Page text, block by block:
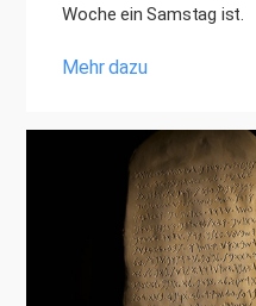
Woche ein Samstag ist.
Mehr dazu